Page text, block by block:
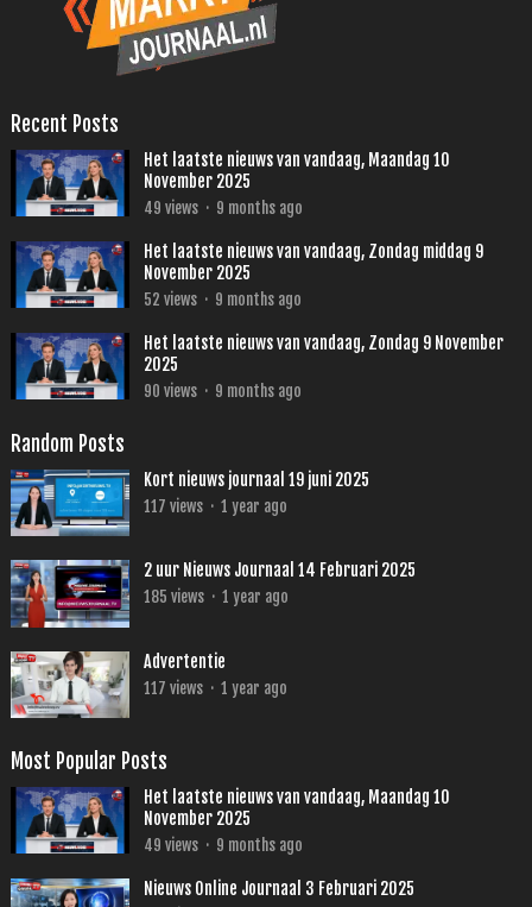
Recent Posts
Het laatste nieuws van vandaag, Maandag 10
November 2025
49 views · 9 months ago
Het laatste nieuws van vandaag, Zondag middag 9
November 2025
52 views · 9 months ago
Het laatste nieuws van vandaag, Zondag 9 November
2025
90 views · 9 months ago
Random Posts
Kort nieuws journaal 19 juni 2025
117 views · 1 year ago
2 uur Nieuws Journaal 14 Februari 2025
185 views · 1 year ago
Advertentie
117 views · 1 year ago
Most Popular Posts
Het laatste nieuws van vandaag, Maandag 10
November 2025
49 views · 9 months ago
Nieuws Online Journaal 3 Februari 2025